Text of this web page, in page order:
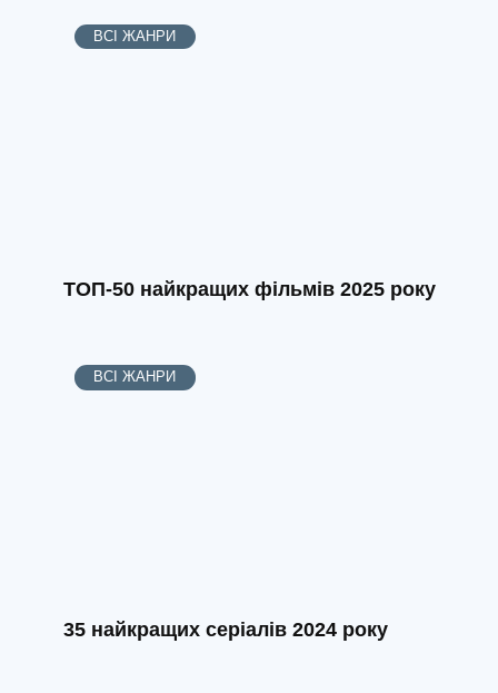
ВСІ ЖАНРИ
ТОП-50 найкращих фільмів 2025 року
ВСІ ЖАНРИ
35 найкращих серіалів 2024 року